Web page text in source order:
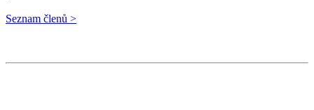
Seznam členů >